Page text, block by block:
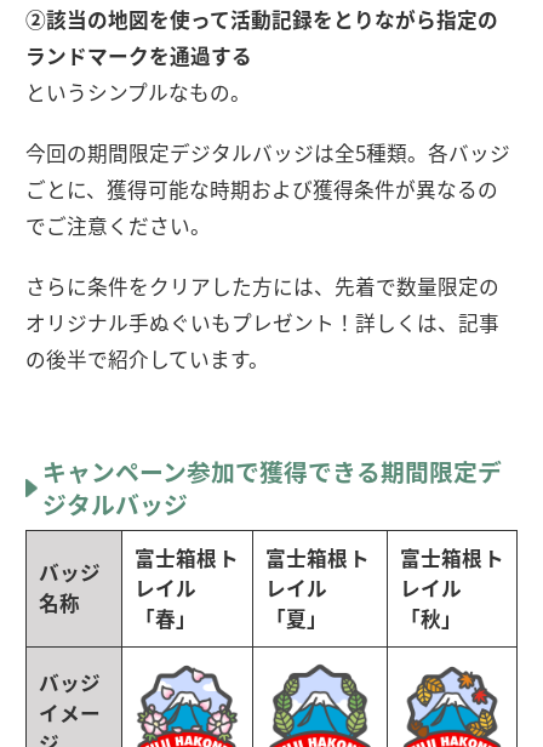
②該当の地図を使って活動記録をとりながら指定の
ランドマークを通過する
というシンプルなもの。
今回の期間限定デジタルバッジは全5種類。各バッジ
ごとに、獲得可能な時期および獲得条件が異なるの
でご注意ください。
さらに条件をクリアした方には、先着で数量限定の
オリジナル手ぬぐいもプレゼント！詳しくは、記事
の後半で紹介しています。
キャンペーン参加で獲得できる期間限定デ
ジタルバッジ
バッジ
名称
富士箱根ト
レイル
「春」
富士箱根ト
レイル
「夏」
富士箱根ト
レイル
「秋」
バッジ
イメー